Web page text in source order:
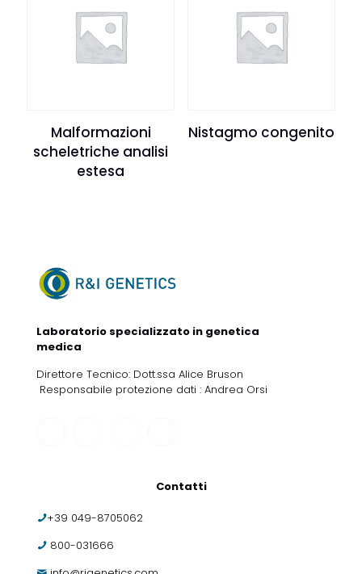
Malformazioni
scheletriche analisi
estesa
Nistagmo congenito
Laboratorio specializzato in genetica
medica
Direttore Tecnico: Dott.ssa Alice Bruson
Responsabile protezione dati : Andrea Orsi
Contatti
+39 049-8705062
800-031666